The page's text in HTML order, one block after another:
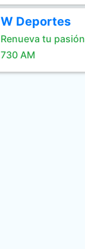
W Deportes
Renueva tu pasión
730 AM